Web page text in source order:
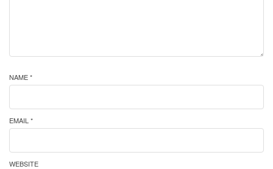
NAME *
EMAIL *
WEBSITE